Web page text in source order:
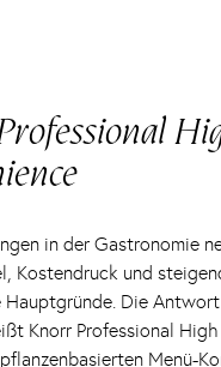
in der Gastronomie
Kostendruck und
Hauptgründe. Die
Knorr Professional
Menü-